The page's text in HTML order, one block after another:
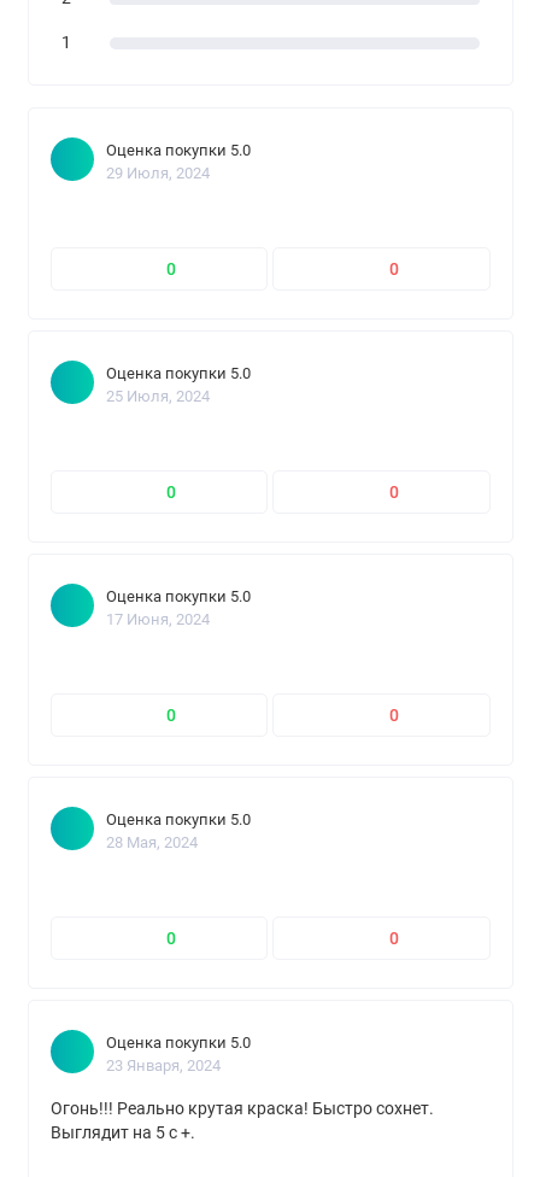
1
Оценка покупки 5.0
29 Июля, 2024
0 0
Оценка покупки 5.0
25 Июля, 2024
0 0
Оценка покупки 5.0
17 Июня, 2024
0 0
Оценка покупки 5.0
28 Мая, 2024
0 0
Оценка покупки 5.0
23 Января, 2024
Огонь!!! Реально крутая краска! Быстро сохнет.
Выглядит на 5 с +.